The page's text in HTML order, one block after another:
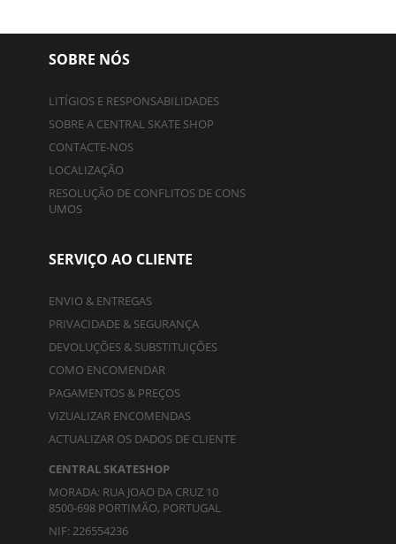
SOBRE NÓS
LITÍGIOS E RESPONSABILIDADES
SOBRE A CENTRAL SKATE SHOP
CONTACTE-NOS
LOCALIZAÇÃO
RESOLUÇÃO DE CONFLITOS DE CONS
UMOS
SERVIÇO AO CLIENTE
ENVIO & ENTREGAS
PRIVACIDADE & SEGURANÇA
DEVOLUÇÕES & SUBSTITUIÇÕES
COMO ENCOMENDAR
PAGAMENTOS & PREÇOS
VIZUALIZAR ENCOMENDAS
ACTUALIZAR OS DADOS DE CLIENTE
CENTRAL SKATESHOP
MORADA: RUA JOAO DA CRUZ 10
8500-698 PORTIMÃO, PORTUGAL
NIF: 226554236